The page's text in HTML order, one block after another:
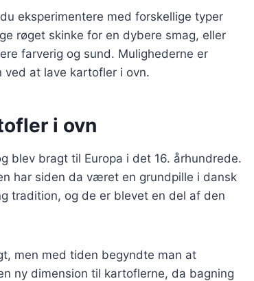
eksperimentere med forskellige typer
røget skinke for en dybere smag, eller
farverig og sund. Mulighederne er
at lave kartofler i ovn.
i ovn
blev bragt til Europa i det 16. århundrede.
har siden da været en grundpille i dansk
tradition, og de er blevet en del af den
men med tiden begyndte man at
ny dimension til kartoflerne, da bagning